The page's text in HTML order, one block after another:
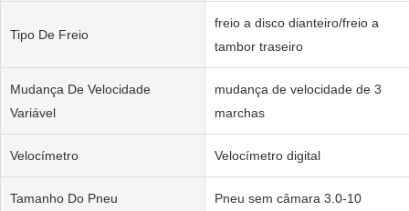
Tipo De Freio
freio a disco dianteiro/freio a
tambor traseiro
Mudança De Velocidade
Variável
mudança de velocidade de 3
marchas
Velocímetro Velocímetro digital
Tamanho Do Pneu Pneu sem câmara 3.0-10